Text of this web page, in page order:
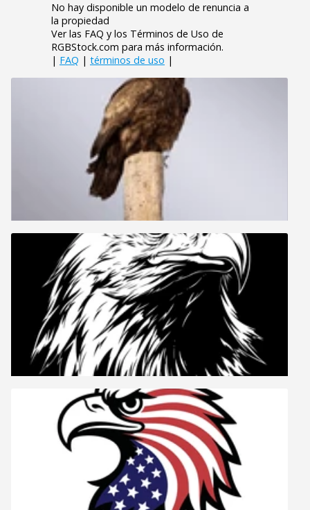
No hay disponible un modelo de renuncia a
la propiedad
Ver las FAQ y los Términos de Uso de
RGBStock.com para más información.
| FAQ | términos de uso |